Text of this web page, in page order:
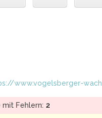
www.vogelsberger-
mit Fehlern: 2